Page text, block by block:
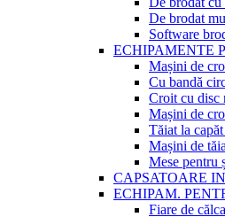
De brodat
Software
ECHIPAMENTE
Mașini de
Cu bandă
Croit cu disc
Mașini de
Tăiat la
Mașini de
Mese pentru
CAPSATOARE
ECHIPAM.
Fiare de